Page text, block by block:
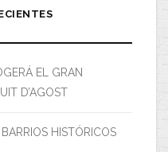
EL GRAN
D’AGOST
HISTÓRICOS